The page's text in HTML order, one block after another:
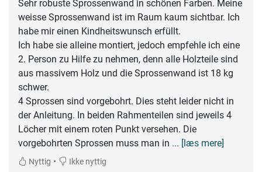
Sehr robuste Sprossenwand in schönen Farben. Meine
weisse Sprossenwand ist im Raum kaum sichtbar. Ich
habe mir einen Kindheitswunsch erfüllt.
Ich habe sie alleine montiert, jedoch empfehle ich eine
2. Person zu Hilfe zu nehmen, denn alle Holzteile sind
aus massivem Holz und die Sprossenwand ist 18 kg
schwer.
4 Sprossen sind vorgebohrt. Dies steht leider nicht in
der Anleitung. In beiden Rahmenteilen sind jeweils 4
Löcher mit einem roten Punkt versehen. Die
vorgebohrten Sprossen muss man in ... [læs mere]
Nyttig • Ikke nyttig